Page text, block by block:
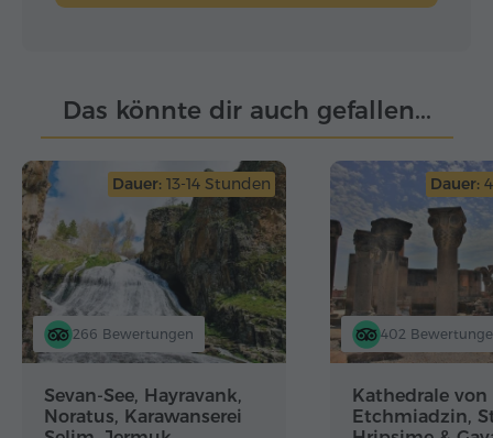
Das könnte dir auch gefallen...
Dauer: 13-14 Stunden
266 Bewertungen
Sevan-See, Hayravank,
Noratus, Karawanserei
Dauer:
402
Kathedrale von
Etchmiadzin,